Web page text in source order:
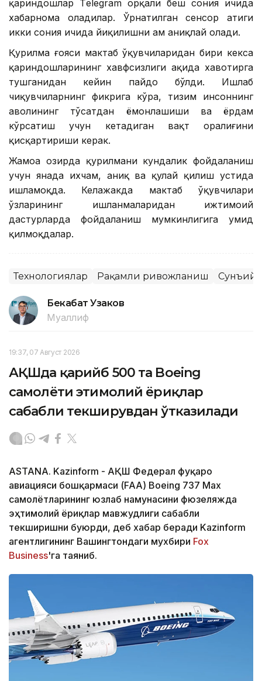
қариндошлар Тelegram орқали беш сония ичида
хабарнома оладилар. Ўрнатилган сенсор атиги
икки сония ичида йиқилишни ҳам аниқлай олади.
Қурилма ғояси мактаб ўқувчиларидан бири кекса
қариндошларининг хавфсизлиги ҳақида хавотирга
тушганидан кейин пайдо бўлди. Ишлаб
чиқувчиларнинг фикрига кўра, тизим инсоннинг
аҳволининг тўсатдан ёмонлашиши ва ёрдам
кўрсатиш учун кетадиган вақт оралиғини
қисқартириши керак.
Жамоа ҳозирда қурилмани кундалик фойдаланиш
учун янада ихчам, аниқ ва қулай қилиш устида
ишламоқда. Келажакда мактаб ўқувчилари
ўзларининг ишланмаларидан ижтимоий
дастурларда фойдаланиш мумкинлигига умид
қилмоқдалар.
Технологиялар Рақамли ривожланиш Сунъий
Бекабат Узаков
Муаллиф
19:37, 07 Август 2026
АҚШда қарийб 500 та Boeing
самолёти эҳтимолий ёриқлар
сабабли текширувдан ўтказилади
ASTANA. Kazinform - АҚШ Федерал фуқаро
авиацияси бошқармаси (FAA) Boeing 737 Max
самолётларининг юзлаб намунасини фюзеляжда
эҳтимолий ёриқлар мавжудлиги сабабли
текширишни буюрди, деб хабар беради Kazinform
агентлигининг Вашингтондаги мухбири Fox
Business'га таяниб.